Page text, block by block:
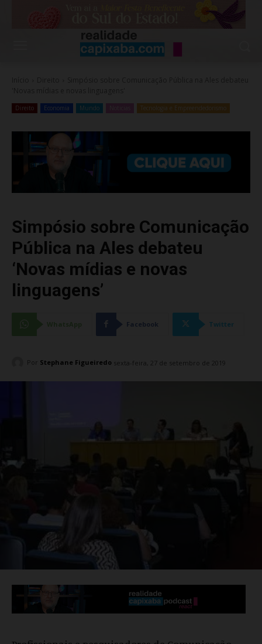
Direito Economia Mundo Tecnologia e Empreendedorismo
Simpósio sobre Comunicação
Pública na Ales debateu
‘Novas mídias e novas
linguagens’
Facebook Twitter
Por Stephane Figueiredo sexta-feira, 27 de setembro de 2019